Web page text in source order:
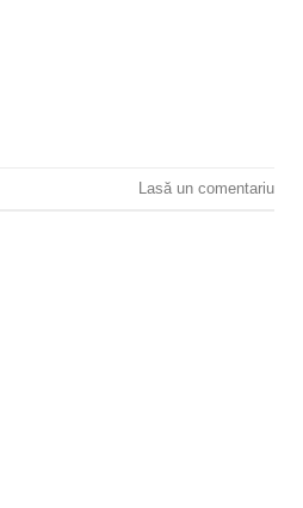
Lasă un comentariu